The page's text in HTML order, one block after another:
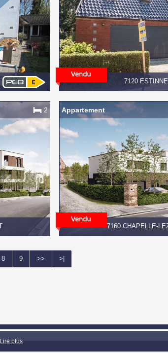
Lire plus
7120
2
7160 CHAPELLE-
Appartement
8 9 >> >|
copyright © Omnicasa